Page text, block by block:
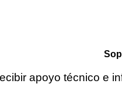
apoyo técnico e